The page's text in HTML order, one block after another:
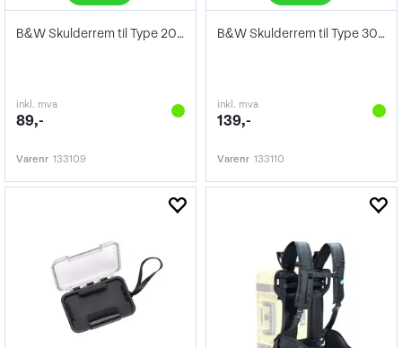
B&W Skulderrem til Type 2000
inkl. mva
89,-
Varenr 133109
B&W Skulderrem til Type 3000/4000/5000/6
inkl. mva
139,-
Varenr 133110